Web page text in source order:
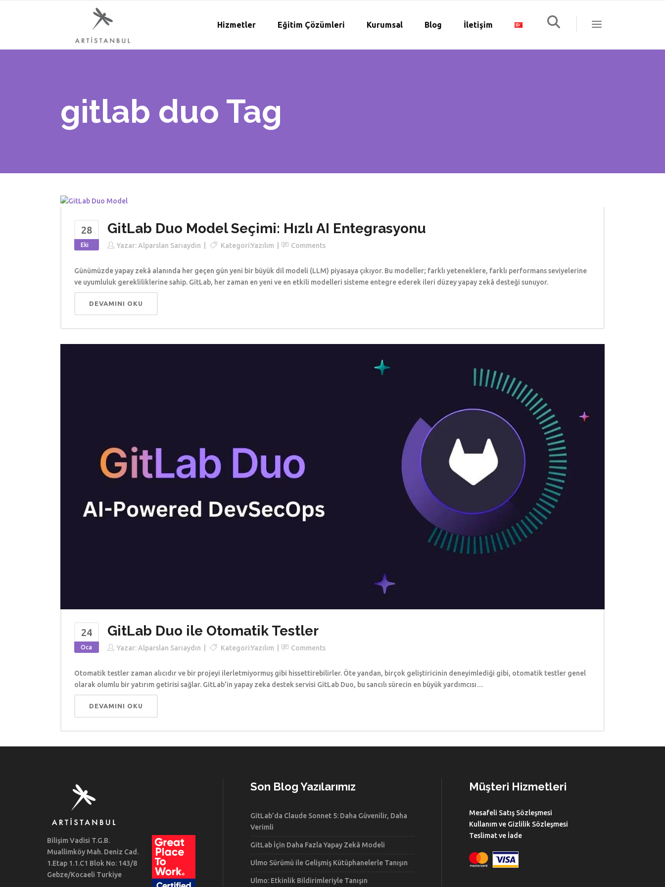
Hizmetler Eğitim Çözümleri Kurumsal Blog İletişim
gitlab duo Tag
28
Eki
GitLab Duo Model Seçimi: Hızlı AI Entegrasyonu
Yazar:Alparslan Sarıaydın Kategori:Yazılım Comments
Günümüzde yapay zekâ alanında her geçen gün yeni bir büyük dil modeli (LLM) piyasaya çıkıyor. Bu modeller; farklı yeteneklere, farklı performans seviyelerine
ve uyumluluk gerekliliklerine sahip. GitLab, her zaman en yeni ve en etkili modelleri sisteme entegre ederek ileri düzey yapay zekâ desteği sunuyor.
DEVAMINI OKU
24
Oca
GitLab Duo ile Otomatik Testler
Yazar:Alparslan Sarıaydın Kategori:Yazılım Comments
Otomatik testler zaman alıcıdır ve bir projeyi ilerletmiyormuş gibi hissettirebilirler. Öte yandan, birçok geliştiricinin deneyimlediği gibi, otomatik testler genel
olarak olumlu bir yatırım getirisi sağlar. GitLab’in yapay zeka destek servisi GitLab Duo, bu sancılı sürecin en büyük yardımcısı…
DEVAMINI OKU
Bilişim Vadisi T.G.B.
Muallimköy Mah. Deniz Cad.
1.Etap 1.1.C1 Blok No: 143/8
Gebze/Kocaeli Turkiye
Son Blog Yazılarımız
GitLab’da Claude Sonnet 5: Daha Güvenilir, Daha
Verimli
GitLab İçin Daha Fazla Yapay Zekâ Modeli
Ulmo Sürümü ile Gelişmiş Kütüphanelerle Tanışın
Ulmo: Etkinlik Bildirimleriyle Tanışın
Müşteri Hizmetleri
Mesafeli Satış Sözleşmesi
Kullanım ve Gizlilik Sözleşmesi
Teslimat ve İade